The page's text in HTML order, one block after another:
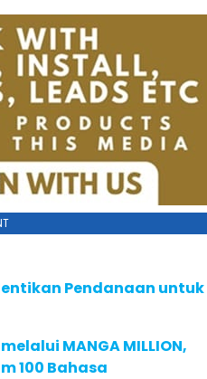
Pendanaan untuk
MANGA MILLION,
100 Bahasa